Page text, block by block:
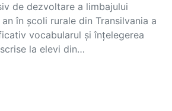
de dezvoltare a limbajului
în școli rurale din Transilvania a
vocabularul și înțelegerea
la elevi din…